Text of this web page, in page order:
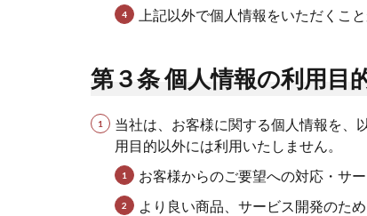
上記以外で個人情報をいただくこ
第３条 個人情報の利用目
当社は、お客様に関する個人情報を、
用目的以外には利用いたしません。
お客様からのご要望への対応・サ
より良い商品、サービス開発のため